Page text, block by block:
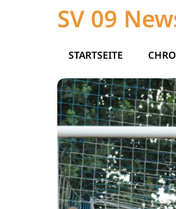
SV 09
STARTSEITE